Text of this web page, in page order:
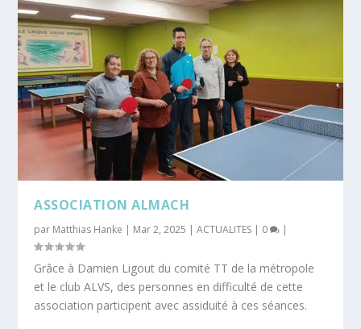
ASSOCIATION ALMACH
par Matthias Hanke | Mar 2, 2025 |ACTUALITES | 0 |
Grâce à Damien Ligout du comité TT de la métropole
et le club ALVS, des personnes en difficulté de cette
association participent avec assiduité à ces séances.